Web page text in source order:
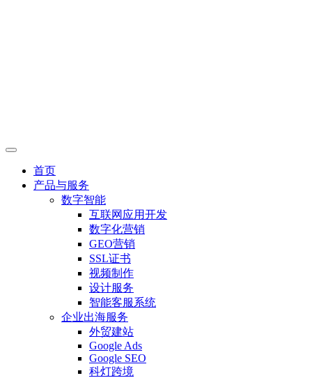
首页
产品与服务
数字智能
互联网应用开发
数字化营销
GEO营销
SSL证书
视频制作
设计服务
智能客服系统
企业出海服务
外贸建站
Google Ads
Google SEO
科灯跨境